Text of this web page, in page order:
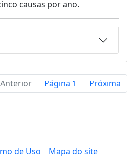
causas por ano.
Anterior Página 1 Próxima
de Uso Mapa do site